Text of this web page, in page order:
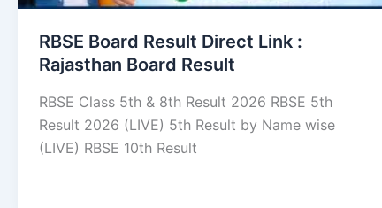
RBSE Board Result Direct Link : ​
Rajasthan Board Result
RBSE Class 5th & 8th Result 2026 RBSE 5th
Result 2026 (LIVE) 5th Result by Name wise
(LIVE) RBSE 10th Result